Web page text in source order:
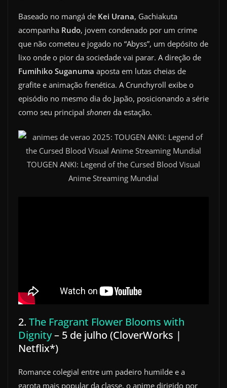
Baseado no mangá de Kei Urana, Gachiakuta
acompanha Rudo, jovem condenado por um crime
que não cometeu e jogado no “Abyss”, um depósito de
lixo onde o pior da sociedade vai parar. A direção de
Fumihiko Suganuma aposta em lutas cheias de
grafite e animação frenética. A Crunchyroll exibe o
episódio no mesmo dia do Japão, posicionando a série
como seu principal shonen da estação.
TOUGEN ANKI: Legend of the Cursed Blood Visual
Anime Streaming Mundial
2. The Fragrant Flower Blooms with
Dignity– 5 de julho (CloverWorks |
Netflix*)
Romance colegial entre um padeiro humilde e a
garota mais popular da classe, o anime dirigido por